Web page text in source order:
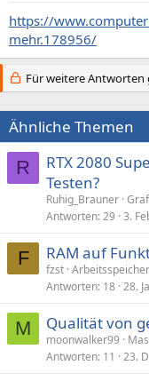
https://
mehr.178956/
Für weitere Antworten
Ähnliche Themen
R
RTX 2080
Testen?
Ruhig_Brauner
Antworten 29 3.
F RAM auf
fzst Arbeitsspeicher
Antworten 18 28.
M Qualität von
moonwalker99
Antworten 11 23.